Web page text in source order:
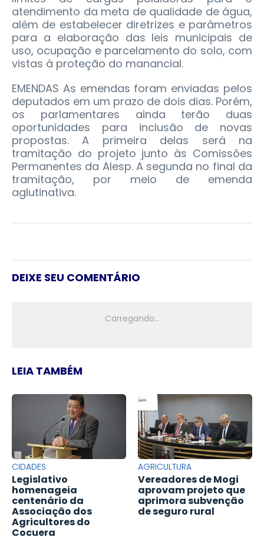
atendimento da meta de qualidade de água,
além de estabelecer diretrizes e parâmetros
para a elaboração das leis municipais de
uso, ocupação e parcelamento do solo, com
vistas à proteção do manancial.
EMENDAS As emendas foram enviadas pelos
deputados em um prazo de dois dias. Porém,
os parlamentares ainda terão duas
oportunidades para inclusão de novas
propostas. A primeira delas será na
tramitação do projeto junto às Comissões
Permanentes da Alesp. A segunda no final da
tramitação, por meio de emenda
aglutinativa.
DEIXE SEU COMENTÁRIO
LEIA TAMBÉM
CIDADES
Legislativo
homenageia
centenário da
Associação dos
Agricultores do
Cocuera
AGRICULTURA
Vereadores de Mogi
aprovam projeto que
aprimora subvenção
de seguro rural